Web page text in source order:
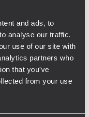
and ads, to
analyse our traffic.
use of our site with
partners who
that you’ve
from your use
HDL 50-A
deux
SUB 9006-
de la
Leur
a assuré
pression